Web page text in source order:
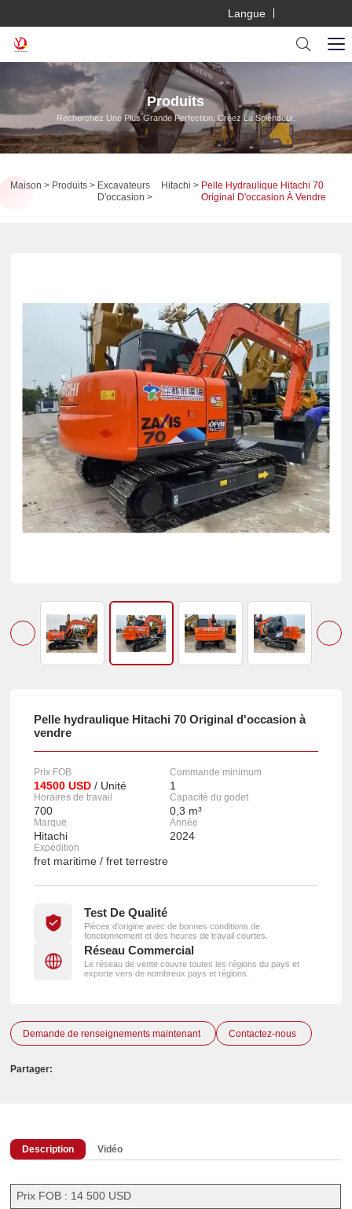
Langue
Produits
Recherchez Une Plus Grande Perfection, Créez La Splendeur.
Maison Produits
Excavateurs
D'occasion
Hitachi
Pelle Hydraulique Hitachi 70
Original D'occasion À Vendre
Pelle hydraulique Hitachi 70 Original d'occasion à
vendre
Prix FOB
14500 USD / Unité
Commande minimum
1
Horaires de travail
700
Capacité du godet
0,3 m³
Marque
Hitachi
Année
2024
Expédition
fret maritime / fret terrestre
Test De Qualité
Pièces d'origine avec de bonnes conditions de
fonctionnement et des heures de travail courtes.
Réseau Commercial
Le réseau de vente couvre toutes les régions du pays et
exporte vers de nombreux pays et régions.
Demande de renseignements maintenant Contactez-nous
Partager:
Description Vidéo
Prix FOB : 14 500 USD